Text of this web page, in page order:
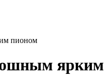
пионом
ярким